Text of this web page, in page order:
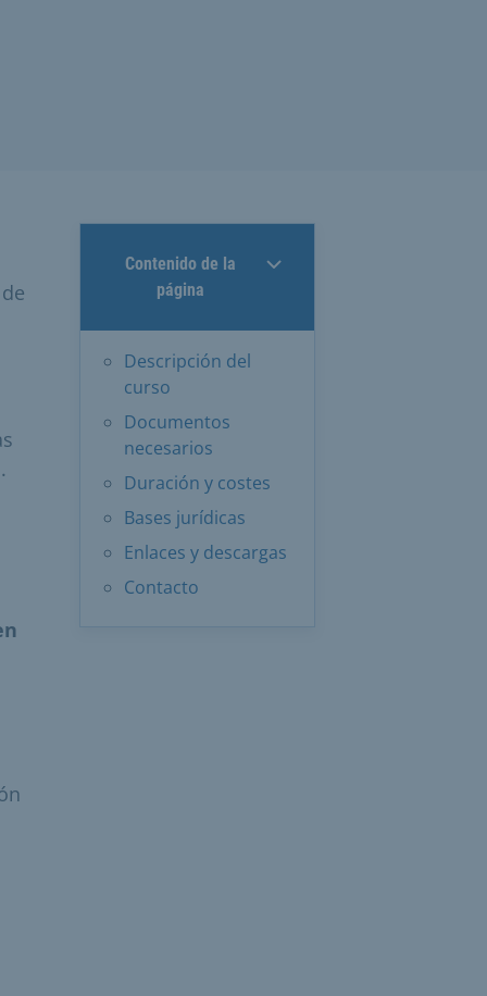
Contenido de la
página
Descripción del
curso
Documentos
necesarios
Duración y costes
Bases jurídicas
Enlaces y descargas
Contacto